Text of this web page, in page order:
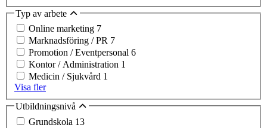
Typ av arbete
Online marketing 7
Marknadsföring / PR 7
Promotion / Eventpersonal 6
Kontor / Administration 1
Medicin / Sjukvård 1
Visa fler
Utbildningsnivå
Grundskola 13